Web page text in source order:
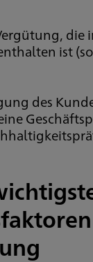
die
ist
des